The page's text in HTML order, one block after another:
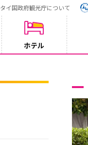
タイ国政府観光庁について
ホテル